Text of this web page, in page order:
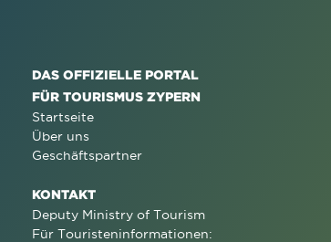
DAS OFFIZIELLE PORTAL
FÜR TOURISMUS ZYPERN
Startseite
Über uns
Geschäftspartner
KONTAKT
Deputy Ministry of Tourism
Für Touristeninformationen: